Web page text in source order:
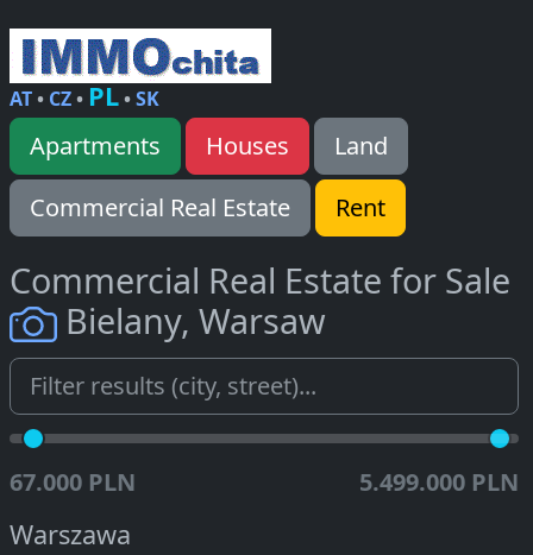
AT• CZ• PL•SK
Apartments Houses
Land
Commercial Real Estate
Rent
Commercial Real Estate for Sale
Bielany, Warsaw
67.000 PLN 5.499.000 PLN
Warszawa